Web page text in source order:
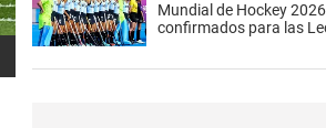
Mundial de Hockey
confirmados para las